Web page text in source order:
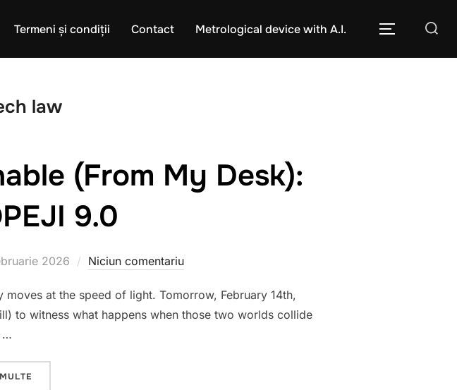
Termeni și condiții Contact Metrological device with A.I.
Caută COMUTĂ
law
(From My Desk):
9.0
2026 Niciun comentariu
at the speed of light. Tomorrow, February 14th,
to witness what happens when those two worlds collide
…
„GOVERNING THE UNGOVERNABLE (FROM MY DESK): JOINING COPEJI 9.0”